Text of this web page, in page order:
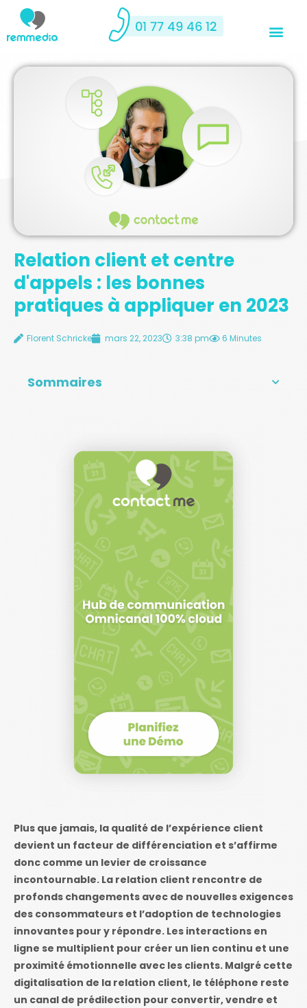
Relation client et centre
d'appels : les bonnes
pratiques à appliquer en 2023
Florent Schricke mars 22, 2023 3:38 pm 6 Minutes
Sommaires
Plus que jamais, la qualité de l’expérience client
devient un facteur de différenciation et s’affirme
donc comme un levier de croissance
incontournable. La relation client rencontre de
profonds changements avec de nouvelles exigences
des consommateurs et l’adoption de technologies
innovantes pour y répondre. Les interactions en
ligne se multiplient pour créer un lien continu et une
proximité émotionnelle avec les clients. Malgré cette
digitalisation de la relation client, le téléphone reste
un canal de prédilection pour convertir, vendre et